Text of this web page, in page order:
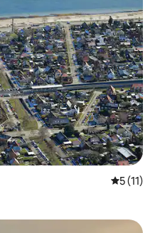
5 (11)